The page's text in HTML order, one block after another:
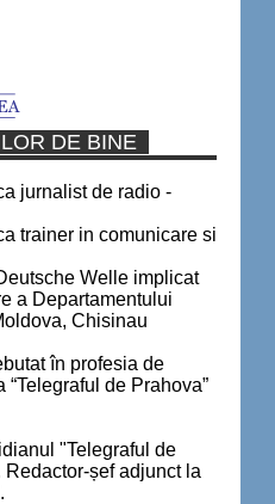
DE BINE
jurnalist de radio -
trainer in comunicare si
Welle implicat
a Departamentului
Chisinau
în profesia de
de Prahova”
"Telegraful de
șef adjunct la